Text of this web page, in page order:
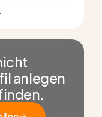
anlegen